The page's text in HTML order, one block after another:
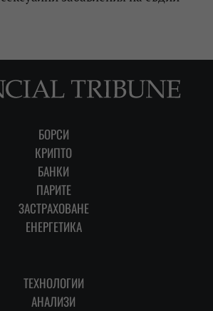
БОРСИ
КРИПТО
БАНКИ
ПАРИТЕ
ЗАСТРАХОВАНЕ
ЕНЕРГЕТИКА
ТЕХНОЛОГИИ
АНАЛИЗИ